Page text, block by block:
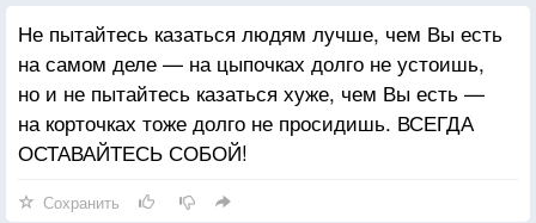
Не пытайтесь казаться людям лучше, чем Вы есть
на самом деле — на цыпочках долго не устоишь,
но и не пытайтесь казаться хуже, чем Вы есть —
на корточках тоже долго не просидишь. ВСЕГДА
ОСТАВАЙТЕСЬ СОБОЙ!
Сохранить